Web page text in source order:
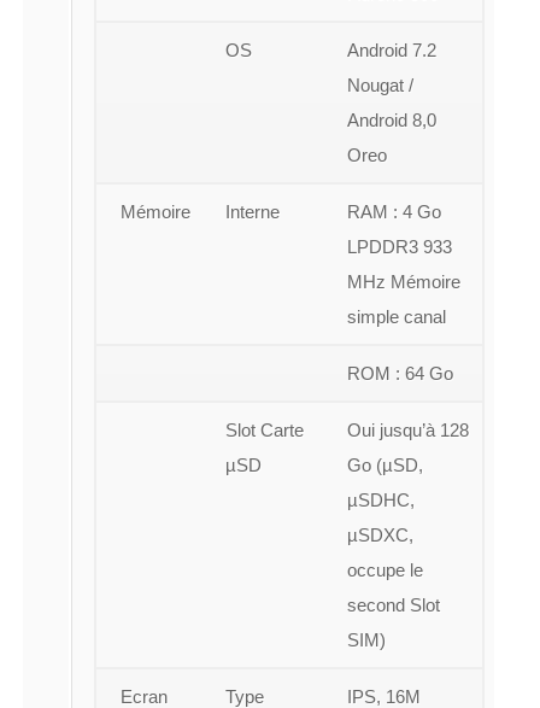
OS
Android 7.2
Nougat /
Android 8,0
Oreo
Mémoire Interne
RAM : 4 Go
LPDDR3 933
MHz Mémoire
simple canal
ROM : 64 Go
Slot Carte
µSD
Oui jusqu’à 128
Go (µSD,
µSDHC,
µSDXC,
occupe le
second Slot
SIM)
Ecran Type
IPS, 16M